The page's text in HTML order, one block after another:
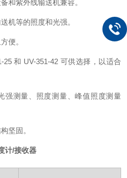
和紫外线输送机兼容。
机等的照度和光强。
便。
25 和 UV-351-42 可供选择，以适合
强测量、照度测量、峰值照度测量
坚固。
计/接收器